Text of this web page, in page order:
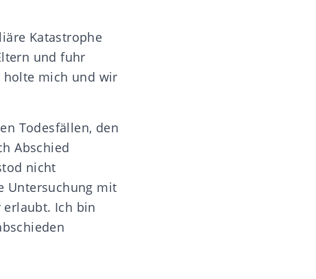
Katastrophe
und fuhr
holte mich und wir
Todesfällen, den
Abschied
nicht
Untersuchung mit
erlaubt. Ich bin